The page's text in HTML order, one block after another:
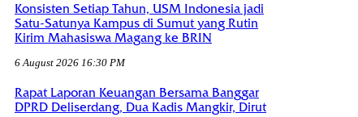
Konsisten Setiap Tahun, USM Indonesia jadi
Satu-Satunya Kampus di Sumut yang Rutin
Kirim Mahasiswa Magang ke BRIN
6 August 2026 16:30 PM
Rapat Laporan Keuangan Bersama Banggar
DPRD Deliserdang, Dua Kadis Mangkir, Dirut